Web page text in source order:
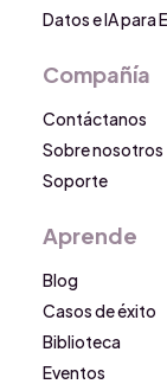
Datos e IA para
Compañía
Contáctanos
Sobre nosotros
Soporte
Aprende
Blog
Casos de éxito
Biblioteca
Eventos